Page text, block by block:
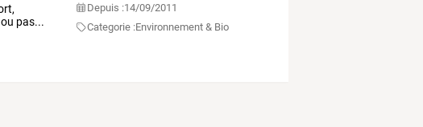
pas...
Depuis :14/09/2011
Categorie :Environnement & Bio